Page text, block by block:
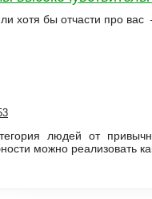
хотя бы отчасти про
людей от
можно реализовать